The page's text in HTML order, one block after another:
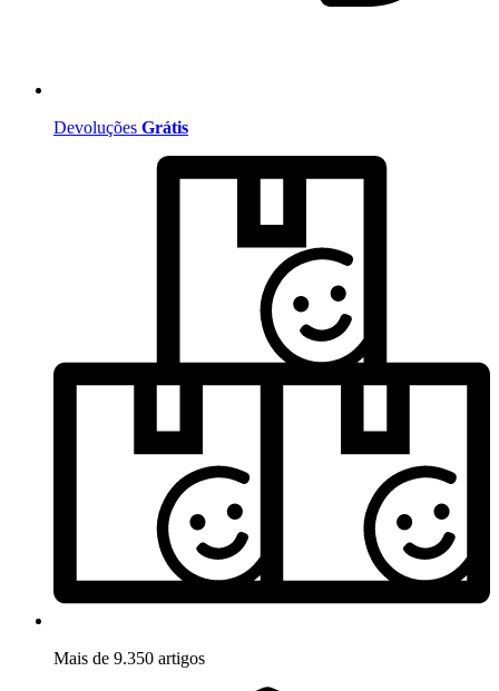
Devoluções Grátis
Mais de 9.350 artigos